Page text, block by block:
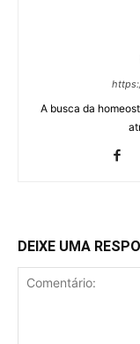
A busca da
DEIXE UMA